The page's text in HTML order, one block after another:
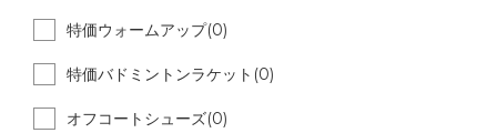
特価ウォームアップ(0)
特価バドミントンラケット(0)
オフコートシューズ(0)